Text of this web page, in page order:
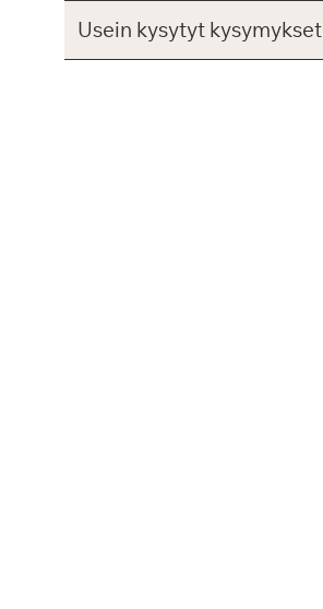
Usein kysytyt kysymykset